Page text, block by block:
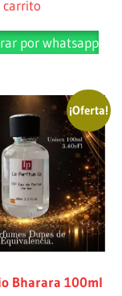
carrito
por whatsapp
¡Oferta!
Bharara 100ml